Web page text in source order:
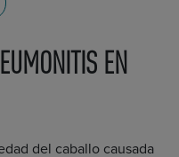
EN
del caballo causada